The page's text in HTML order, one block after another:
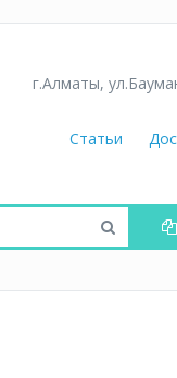
г.Алматы,
Статьи